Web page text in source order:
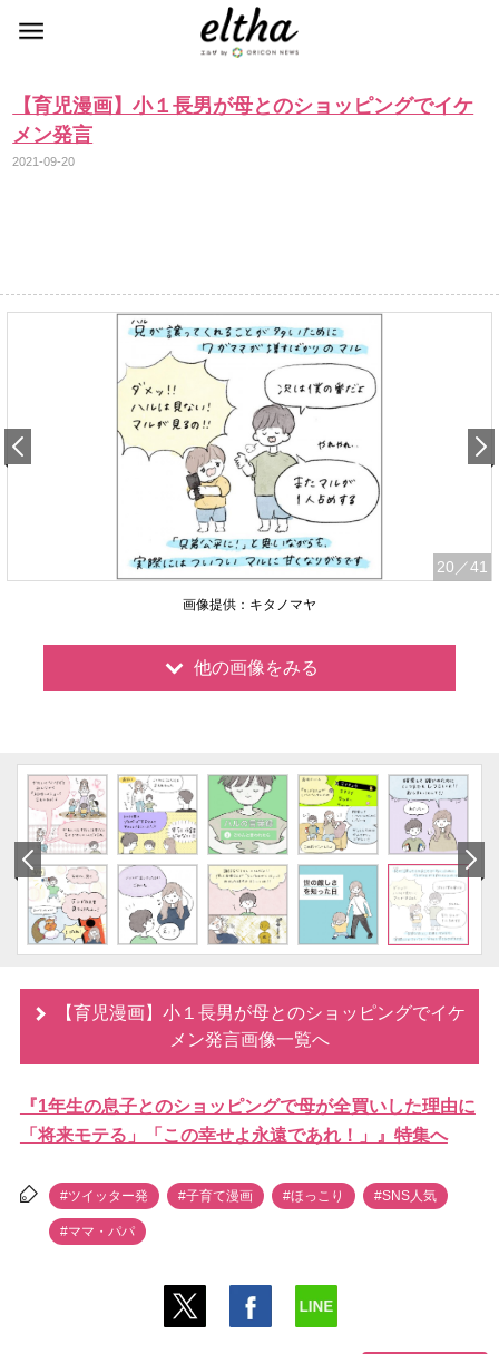
【育児漫画】小１長男が母とのショッピングでイケ
メン発言
2021-09-20
20 ／41
画像提供：キタノマヤ
他の画像をみる
【育児漫画】小１長男が母とのショッピングでイケ
メン発言画像一覧へ
『1年生の息子とのショッピングで母が全買いした理由に
「将来モテる」「この幸せよ永遠であれ！」』特集へ
#ツイッター発 #子育て漫画 #ほっこり #SNS人気
#ママ・パパ